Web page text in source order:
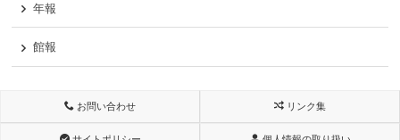
年報
館報
お問い合わせ リンク集